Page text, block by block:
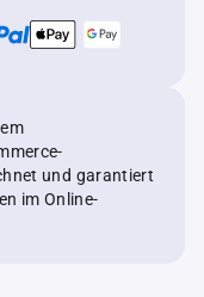
und garantiert
im Online-